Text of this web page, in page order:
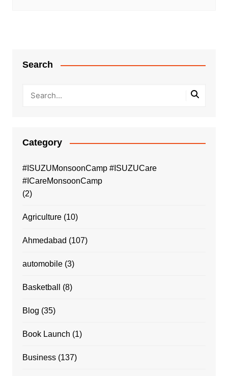
Search
Category
#ISUZUMonsoonCamp #ISUZUCare
#ICareMonsoonCamp
(2)
Agriculture(10)
Ahmedabad (107)
automobile(3)
Basketball (8)
Blog (35)
Book Launch (1)
Business(137)